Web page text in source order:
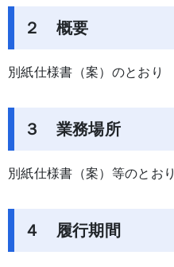
２ 概要
別紙仕様書（案）のとおり
３ 業務場所
別紙仕様書（案）等のとおり
４ 履行期間